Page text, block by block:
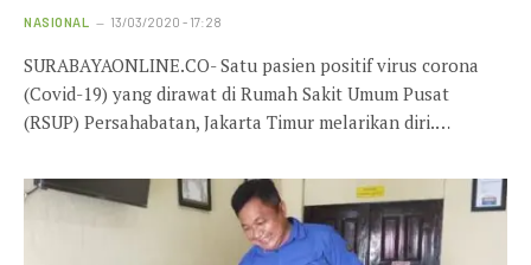
NASIONAL 13/03/2020 - 17:28
SURABAYAONLINE.CO- Satu pasien positif virus corona
(Covid-19) yang dirawat di Rumah Sakit Umum Pusat
(RSUP) Persahabatan, Jakarta Timur melarikan diri.…